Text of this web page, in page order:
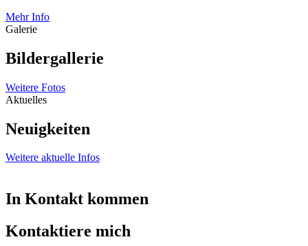
Mehr Info
Galerie
Bildergallerie
Weitere Fotos
Aktuelles
Neuigkeiten
Weitere aktuelle Infos
In Kontakt kommen
Kontaktiere mich